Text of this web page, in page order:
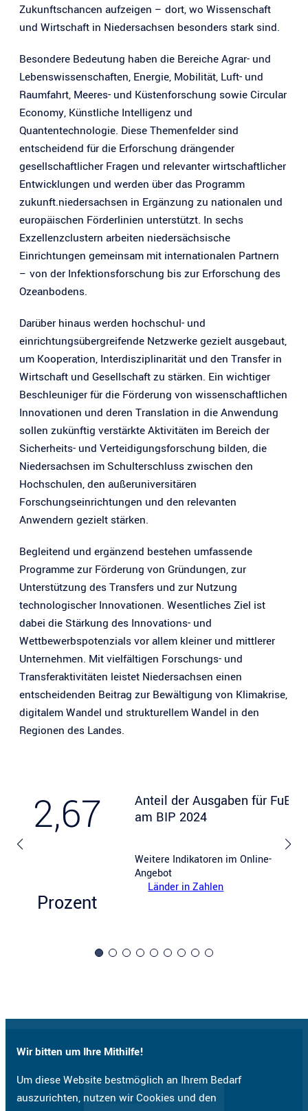
Wir bitten um Ihre Mithilfe!
Um diese Website bestmöglich an Ihrem Bedarf
auszurichten, nutzen wir Cookies und den
Zukunftschancen aufzeigen – dort, wo Wissenschaft
und Wirtschaft in Niedersachsen besonders stark sind.
Besondere Bedeutung haben die Bereiche Agrar- und
Lebenswissenschaften, Energie, Mobilität, Luft- und
Raumfahrt, Meeres- und Küstenforschung sowie Circular
Economy, Künstliche Intelligenz und
Quantentechnologie. Diese Themenfelder sind
entscheidend für die Erforschung drängender
gesellschaftlicher Fragen und relevanter wirtschaftlicher
Entwicklungen und werden über das Programm
zukunft.niedersachsen in Ergänzung zu nationalen und
europäischen Förderlinien unterstützt. In sechs
Exzellenzclustern arbeiten niedersächsische
Einrichtungen gemeinsam mit internationalen Partnern
– von der Infektionsforschung bis zur Erforschung des
Ozeanbodens.
Darüber hinaus werden hochschul- und
einrichtungsübergreifende Netzwerke gezielt ausgebaut,
um Kooperation, Interdisziplinarität und den Transfer in
Wirtschaft und Gesellschaft zu stärken. Ein wichtiger
Beschleuniger für die Förderung von wissenschaftlichen
Innovationen und deren Translation in die Anwendung
sollen zukünftig verstärkte Aktivitäten im Bereich der
Sicherheits- und Verteidigungsforschung bilden, die
Niedersachsen im Schulterschluss zwischen den
Hochschulen, den außeruniversitären
Forschungseinrichtungen und den relevanten
Anwendern gezielt stärken.
Begleitend und ergänzend bestehen umfassende
Programme zur Förderung von Gründungen, zur
Unterstützung des Transfers und zur Nutzung
technologischer Innovationen. Wesentliches Ziel ist
dabei die Stärkung des Innovations- und
Wettbewerbspotenzials vor allem kleiner und mittlerer
Unternehmen. Mit vielfältigen Forschungs- und
Transferaktivitäten leistet Niedersachsen einen
entscheidenden Beitrag zur Bewältigung von Klimakrise,
digitalem Wandel und strukturellem Wandel in den
Regionen des Landes.
2,67
Prozent
Anteil der Ausgaben für FuE
am BIP 2024
Weitere Indikatoren im Online-
Angebot
Länder in Zahlen